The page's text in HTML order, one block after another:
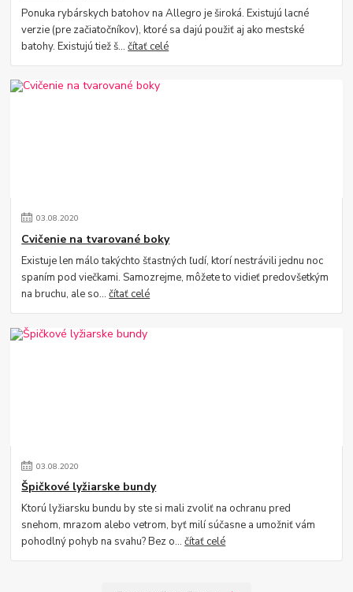
Ponuka rybárskych batohov na Allegro je široká. Existujú lacné
verzie (pre začiatočníkov), ktoré sa dajú použiť aj ako mestské
batohy. Existujú tiež š...čítať celé
03.08.2020
Cvičenie na tvarované boky
Existuje len málo takýchto šťastných ľudí, ktorí nestrávili jednu noc
spaním pod viečkami. Samozrejme, môžete to vidieť predovšetkým
na bruchu, ale so...čítať celé
03.08.2020
Špičkové lyžiarske bundy
Ktorú lyžiarsku bundu by ste si mali zvoliť na ochranu pred
snehom, mrazom alebo vetrom, byť milí súčasne a umožniť vám
pohodlný pohyb na svahu? Bez o...čítať celé